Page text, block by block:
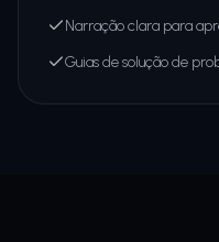
Narração clara para
Guias de solução de